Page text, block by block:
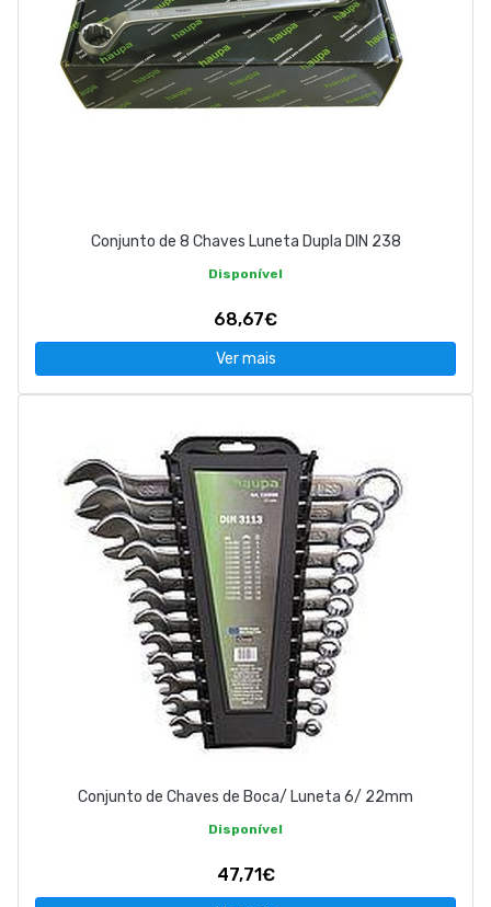
Conjunto de 8 Chaves Luneta Dupla DIN 238
Disponível
68,67€
Ver mais
Conjunto de Chaves de Boca/ Luneta 6/ 22mm
Disponível
47,71€